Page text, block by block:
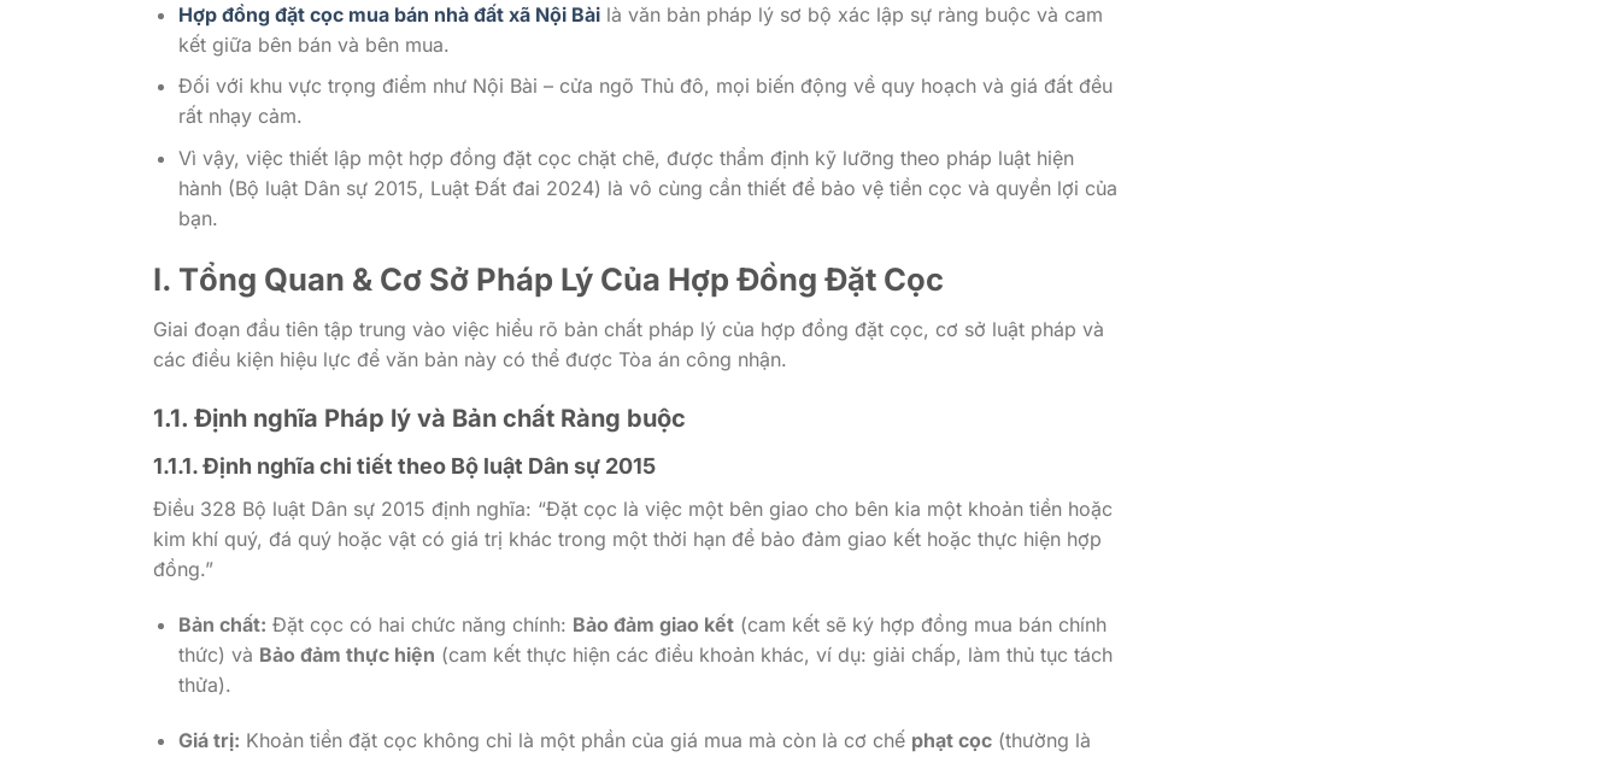
Hợp đồng đặt cọc mua bán nhà đất xã Nội Bàilà văn bản pháp lý sơ bộ xác lập sự ràng buộc và cam
kết giữa bên bán và bên mua.
Đối với khu vực trọng điểm như Nội Bài – cửa ngõ Thủ đô, mọi biến động về quy hoạch và giá đất đều
rất nhạy cảm.
Vì vậy, việc thiết lập một hợp đồng đặt cọc chặt chẽ, được thẩm định kỹ lưỡng theo pháp luật hiện
hành (Bộ luật Dân sự 2015, Luật Đất đai 2024) là vô cùng cần thiết để bảo vệ tiền cọc và quyền lợi của
bạn.
I. Tổng Quan & Cơ Sở Pháp Lý Của Hợp Đồng Đặt Cọc
Giai đoạn đầu tiên tập trung vào việc hiểu rõ bản chất pháp lý của hợp đồng đặt cọc, cơ sở luật pháp và
các điều kiện hiệu lực để văn bản này có thể được Tòa án công nhận.
1.1. Định nghĩa Pháp lý và Bản chất Ràng buộc
1.1.1. Định nghĩa chi tiết theo Bộ luật Dân sự 2015
Điều 328 Bộ luật Dân sự 2015 định nghĩa: “Đặt cọc là việc một bên giao cho bên kia một khoản tiền hoặc
kim khí quý, đá quý hoặc vật có giá trị khác trong một thời hạn để bảo đảm giao kết hoặc thực hiện hợp
đồng.”
Bản chất: Đặt cọc có hai chức năng chính: Bảo đảm giao kết(cam kết sẽ ký hợp đồng mua bán chính
thức) và Bảo đảm thực hiện (cam kết thực hiện các điều khoản khác, ví dụ: giải chấp, làm thủ tục tách
thửa).
Giá trị: Khoản tiền đặt cọc không chỉ là một phần của giá mua mà còn là cơ chế phạt cọc(thường là